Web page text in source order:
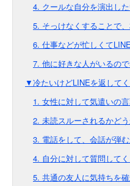
4. クールな自分を演出し
5. そっけなくすることで
6. 仕事などが忙しくて
7. 他に好きな人がいるの
▼冷たいけどLINEを返して
1. 女性に対して気遣いの
2. 未読スルーされるかど
3. 電話をして、会話が弾
4. 自分に対して質問して
5. 共通の友人に気持ちを